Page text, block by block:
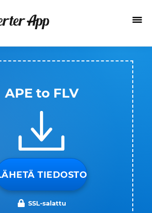
APE to FLV
TIEDOSTO
SSL-salattu